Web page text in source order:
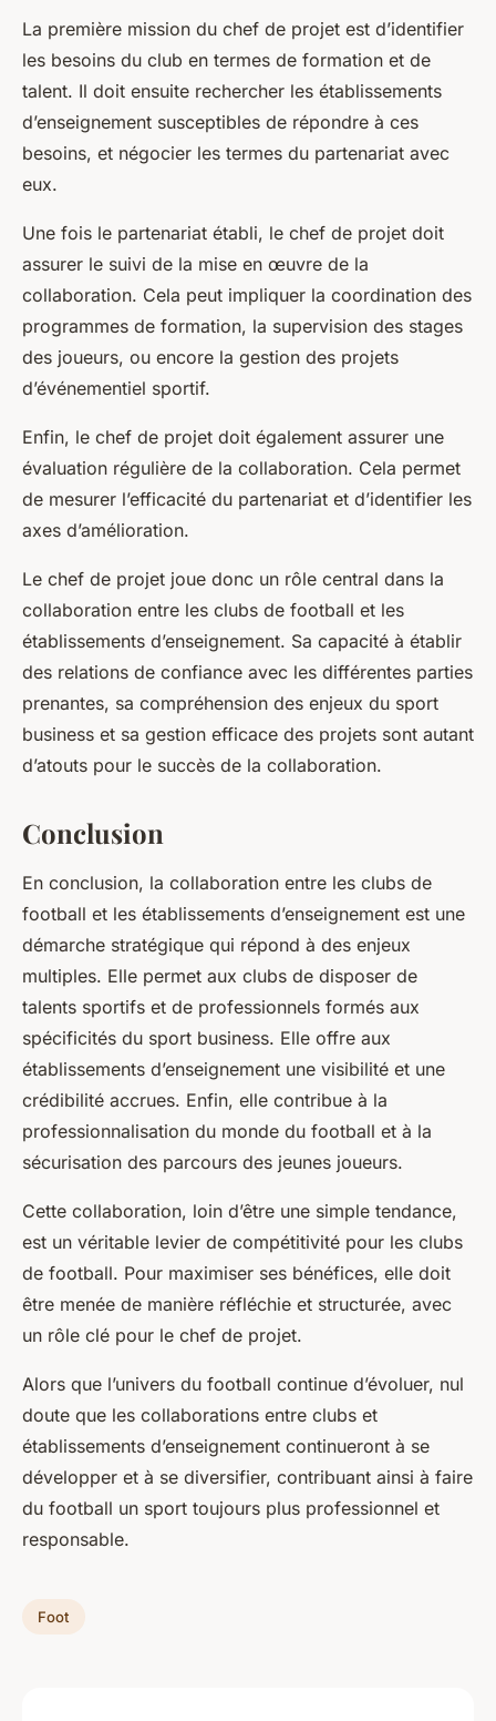
La première mission du chef de projet est d’identifier
les besoins du club en termes de formation et de
talent. Il doit ensuite rechercher les établissements
d’enseignement susceptibles de répondre à ces
besoins, et négocier les termes du partenariat avec
eux.
Une fois le partenariat établi, le chef de projet doit
assurer le suivi de la mise en œuvre de la
collaboration. Cela peut impliquer la coordination des
programmes de formation, la supervision des stages
des joueurs, ou encore la gestion des projets
d’événementiel sportif.
Enfin, le chef de projet doit également assurer une
évaluation régulière de la collaboration. Cela permet
de mesurer l’efficacité du partenariat et d’identifier les
axes d’amélioration.
Le chef de projet joue donc un rôle central dans la
collaboration entre les clubs de football et les
établissements d’enseignement. Sa capacité à établir
des relations de confiance avec les différentes parties
prenantes, sa compréhension des enjeux du sport
business et sa gestion efficace des projets sont autant
d’atouts pour le succès de la collaboration.
Conclusion
En conclusion, la collaboration entre les clubs de
football et les établissements d’enseignement est une
démarche stratégique qui répond à des enjeux
multiples. Elle permet aux clubs de disposer de
talents sportifs et de professionnels formés aux
spécificités du sport business. Elle offre aux
établissements d’enseignement une visibilité et une
crédibilité accrues. Enfin, elle contribue à la
professionnalisation du monde du football et à la
sécurisation des parcours des jeunes joueurs.
Cette collaboration, loin d’être une simple tendance,
est un véritable levier de compétitivité pour les clubs
de football. Pour maximiser ses bénéfices, elle doit
être menée de manière réfléchie et structurée, avec
un rôle clé pour le chef de projet.
Alors que l’univers du football continue d’évoluer, nul
doute que les collaborations entre clubs et
établissements d’enseignement continueront à se
développer et à se diversifier, contribuant ainsi à faire
du football un sport toujours plus professionnel et
responsable.
Foot